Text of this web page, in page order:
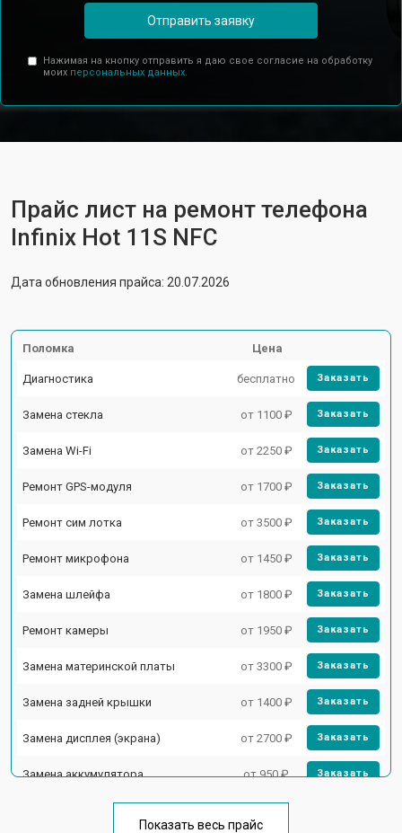
Отправить заявку
Нажимая на кнопку отправить я даю свое согласие на обработку
моих персональных данных.
Прайс лист на ремонт телефона
Infinix Hot 11S NFC
Дата обновления прайса: 20.07.2026
Поломка Цена
Диагностика бесплатно Заказать
Замена стекла от 1100 ₽ Заказать
Замена Wi-Fi от 2250 ₽ Заказать
Ремонт GPS-модуля от 1700 ₽ Заказать
Ремонт сим лотка от 3500 ₽ Заказать
Ремонт микрофона от 1450 ₽ Заказать
Замена шлейфа от 1800 ₽ Заказать
Ремонт камеры от 1950 ₽ Заказать
Замена материнской платы от 3300 ₽ Заказать
Замена задней крышки от 1400 ₽ Заказать
Замена дисплея (экрана) от 2700 ₽ Заказать
Замена аккумулятора от 950 ₽ Заказать
Показать весь прайс